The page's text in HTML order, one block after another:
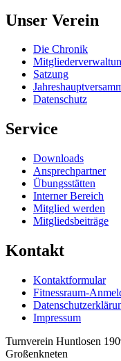
Unser Verein
Die Chronik
Satzung
Datenschutz
Service
Downloads
Ansprechpartner
Übungsstätten
Interner Bereich
Mitglied werden
Mitgliedsbeiträge
Kontakt
Kontaktformular
Fitnessraum-
Impressum
Turnverein Huntlosen
Großenkneten